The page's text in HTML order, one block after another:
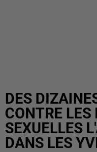
DES
CONTRE
SEXUELLES
DANS LES